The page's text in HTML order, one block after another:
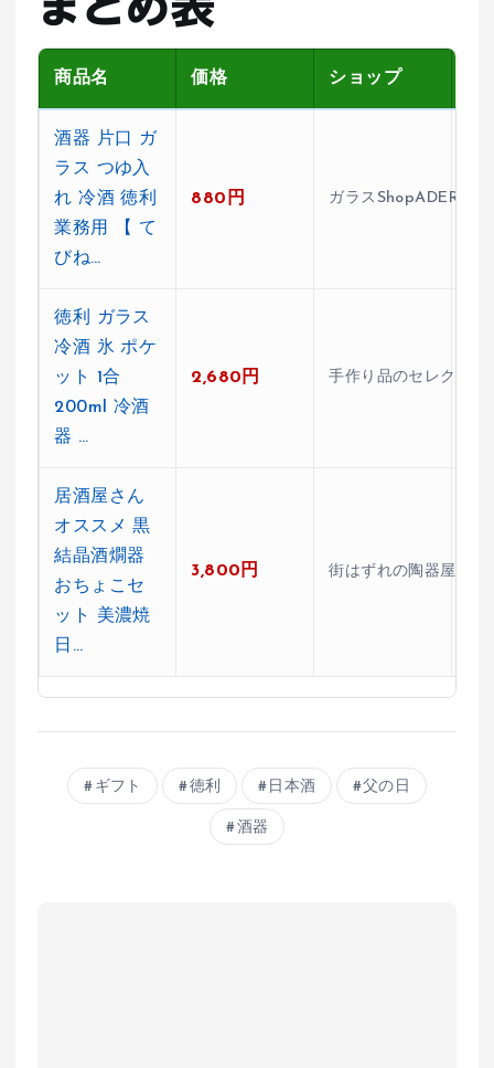
商品名 価格 ショップ
酒器 片口 ガ
ラス つゆ入
れ 冷酒 徳利
業務用 【 て
びね…
880円 ガラスShopADERIA
徳利 ガラス
冷酒 氷 ポケ
ット 1合
200ml 冷酒
器 …
2,680円 手作り品のセレクト
居酒屋さん
オススメ 黒
結晶酒燗器
おちょこセ
ット 美濃焼
日…
3,800円 街はずれの陶器屋さん
ギフト 徳利 日本酒 父の日
酒器